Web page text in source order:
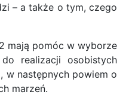
– a także o tym, czego
mają pomóc w wyborze
realizacji osobistych
w następnych powiem o
marzeń.